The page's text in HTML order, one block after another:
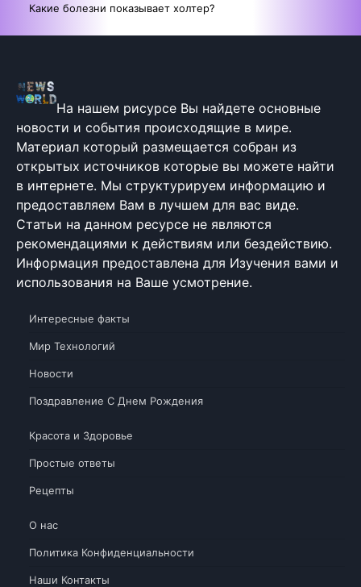
Какие болезни показывает холтер?
На нашем рисурсе Вы найдете основные
новости и события происходящие в мире.
Материал который размещается собран из
открытых источников которые вы можете найти
в интернете. Мы структурируем информацию и
предоставляем Вам в лучшем для вас виде.
Статьи на данном ресурсе не являются
рекомендациями к действиям или бездействию.
Информация предоставлена для Изучения вами и
использования на Ваше усмотрение.
Интересные факты
Мир Технологий
Новости
Поздравление С Днем Рождения
Красота и Здоровье
Простые ответы
Рецепты
О нас
Политика Конфиденциальности
Наши Контакты